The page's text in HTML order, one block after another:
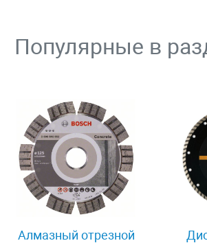
Популярные в
Алмазный отрезной